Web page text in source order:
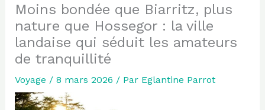
Moins bondée que Biarritz, plus
nature que Hossegor : la ville
landaise qui séduit les amateurs
de tranquillité
Voyage / 8 mars 2026 / Par Eglantine Parrot